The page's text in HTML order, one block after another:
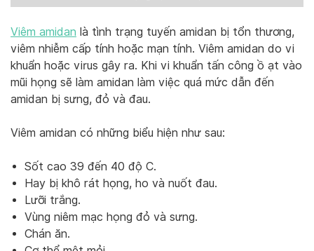
Viêm amidan là tình trạng tuyến amidan bị tổn thương,
viêm nhiễm cấp tính hoặc mạn tính. Viêm amidan do vi
khuẩn hoặc virus gây ra. Khi vi khuẩn tấn công ồ ạt vào
mũi họng sẽ làm amidan làm việc quá mức dẫn đến
amidan bị sưng, đỏ và đau.
Viêm amidan có những biểu hiện như sau:
Sốt cao 39 đến 40 độ C.
Hay bị khô rát họng, ho và nuốt đau.
Lưỡi trắng.
Vùng niêm mạc họng đỏ và sưng.
Chán ăn.